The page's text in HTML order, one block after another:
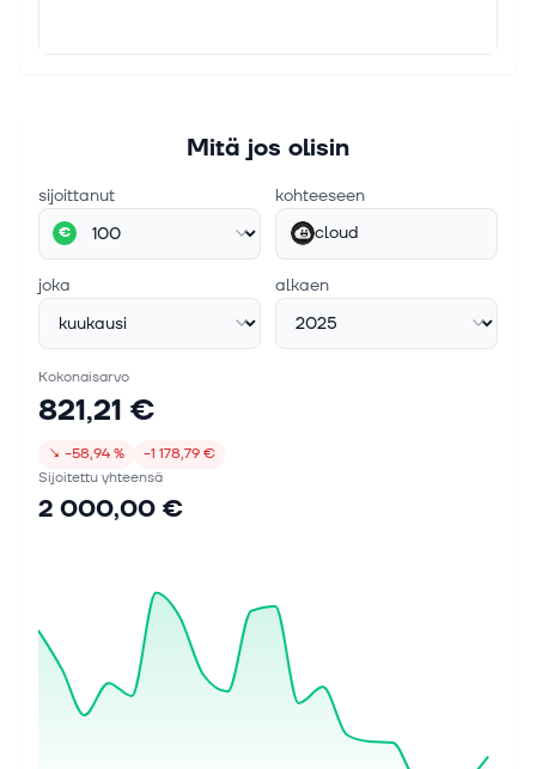
Mitä jos olisin
sijoittanut
€
kohteeseen
cloud
joka alkaen
Kokonaisarvo
821,21 €
↘ −58,94 %
−1 178,79 €
Sijoitettu yhteensä
2 000,00 €